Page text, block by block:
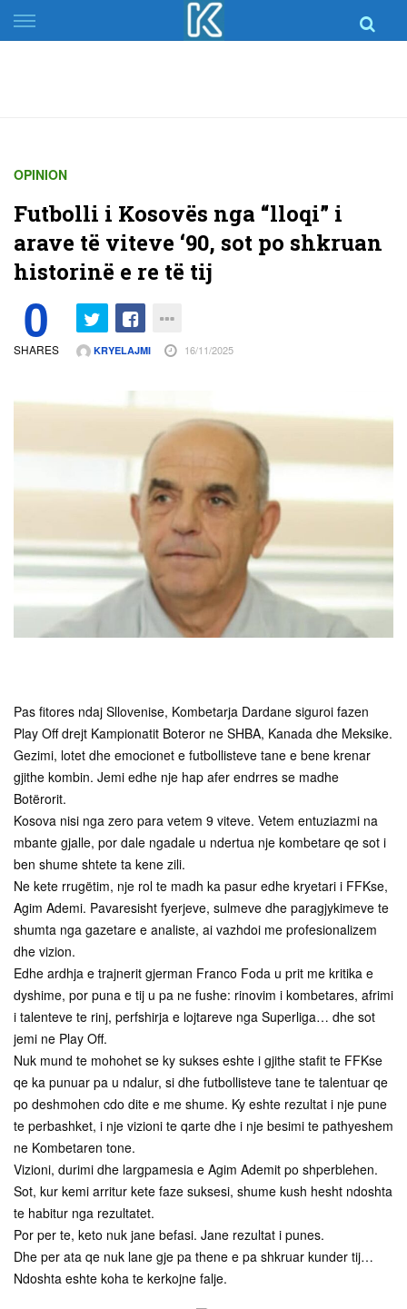
Skip
to
OPINION
Futbolli i Kosovës nga “lloqi” i
arave të viteve ‘90, sot po shkruan
historinë e re të tij
0
SHARES KRYELAJMI 16/11/2025
Pas fitores ndaj Sllovenise, Kombetarja Dardane siguroi fazen
Play Off drejt Kampionatit Boteror ne SHBA, Kanada dhe Meksike.
Gezimi, lotet dhe emocionet e futbollisteve tane e bene krenar
gjithe kombin. Jemi edhe nje hap afer endrres se madhe
Botërorit.
Kosova nisi nga zero para vetem 9 viteve. Vetem entuziazmi na
mbante gjalle, por dale ngadale u ndertua nje kombetare qe sot i
ben shume shtete ta kene zili.
Ne kete rrugëtim, nje rol te madh ka pasur edhe kryetari i FFKse,
Agim Ademi. Pavaresisht fyerjeve, sulmeve dhe paragjykimeve te
shumta nga gazetare e analiste, ai vazhdoi me profesionalizem
dhe vizion.
Edhe ardhja e trajnerit gjerman Franco Foda u prit me kritika e
dyshime, por puna e tij u pa ne fushe: rinovim i kombetares, afrimi
i talenteve te rinj, perfshirja e lojtareve nga Superliga… dhe sot
jemi ne Play Off.
Nuk mund te mohohet se ky sukses eshte i gjithe stafit te FFKse
qe ka punuar pa u ndalur, si dhe futbollisteve tane te talentuar qe
po deshmohen cdo dite e me shume. Ky eshte rezultat i nje pune
te perbashket, i nje vizioni te qarte dhe i nje besimi te pathyeshem
ne Kombetaren tone.
Vizioni, durimi dhe largpamesia e Agim Ademit po shperblehen.
Sot, kur kemi arritur kete faze suksesi, shume kush hesht ndoshta
te habitur nga rezultatet.
Por per te, keto nuk jane befasi. Jane rezultat i punes.
Dhe per ata qe nuk lane gje pa thene e pa shkruar kunder tij…
Ndoshta eshte koha te kerkojne falje.